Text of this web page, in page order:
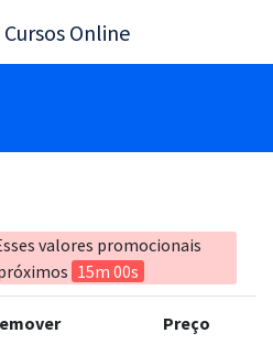
valores promocionais
15m 00s
Preço